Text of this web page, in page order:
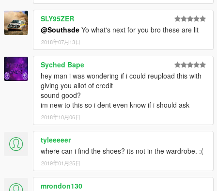
SLY95ZER
@Southsde Yo what's next for you bro these are lit
2018年07月13日
Syched Bape
hey man i was wondering if i could reupload this with
giving you allot of credit
sound good?
im new to this so i dent even know if i should ask
2018年10月06日
tyleeeeer
where can i find the shoes? its not in the wardrobe. :(
2019年01月25日
mrondon130